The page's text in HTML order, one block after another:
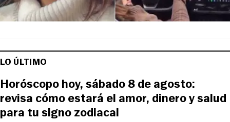
LO ÚLTIMO
Horóscopo hoy, sábado 8 de agosto:
revisa cómo estará el amor, dinero y salud
para tu signo zodiacal